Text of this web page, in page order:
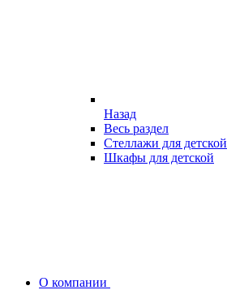
Назад
Весь раздел
Стеллажи для детской
Шкафы для детской
О компании